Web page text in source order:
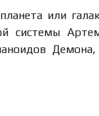
или
системы